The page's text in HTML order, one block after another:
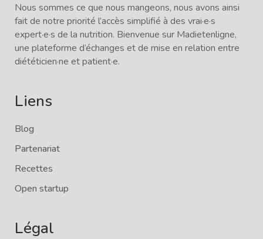
Nous sommes ce que nous mangeons, nous avons ainsi
fait de notre priorité l’accès simplifié à des vrai·e·s
expert·e·s de la nutrition. Bienvenue sur Madietenligne,
une plateforme d’échanges et de mise en relation entre
diététicien·ne et patient·e.
Liens
Blog
Partenariat
Recettes
Open startup
Légal